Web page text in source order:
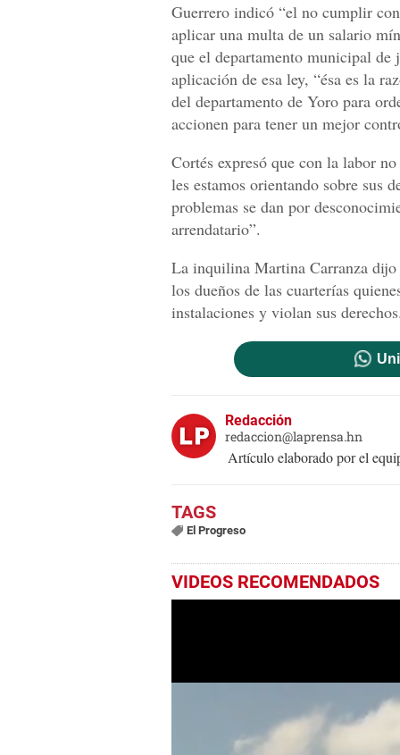
Guerrero indicó “el no cumplir
aplicar una multa de un salario
que el departamento municipal
aplicación de esa ley, “ésa es la
del departamento de Yoro para
accionen para tener un mejor
Cortés expresó que con la labor
les estamos orientando sobre sus
problemas se dan por
arrendatario”.
La inquilina Martina Carranza dijo
los dueños de las cuarterías
instalaciones y violan sus derechos.
Redacción
redaccion@laprensa.hn
Artículo elaborado por el
El Progreso
VIDEOS RECOMENDADOS